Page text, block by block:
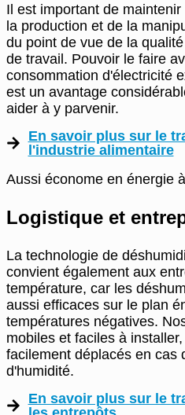
Il est important de
la production et de la
du point de vue de la
de travail. Pouvoir le faire
consommation d'électricité
est un avantage
aider à y parvenir.
En savoir plus sur le
l'industrie alimentaire
Aussi économe en énergie
Logistique et
La technologie de
convient également aux
température, car les
aussi efficaces sur le plan
températures négatives.
mobiles et faciles à
facilement déplacés en cas
d'humidité.
En savoir plus sur le